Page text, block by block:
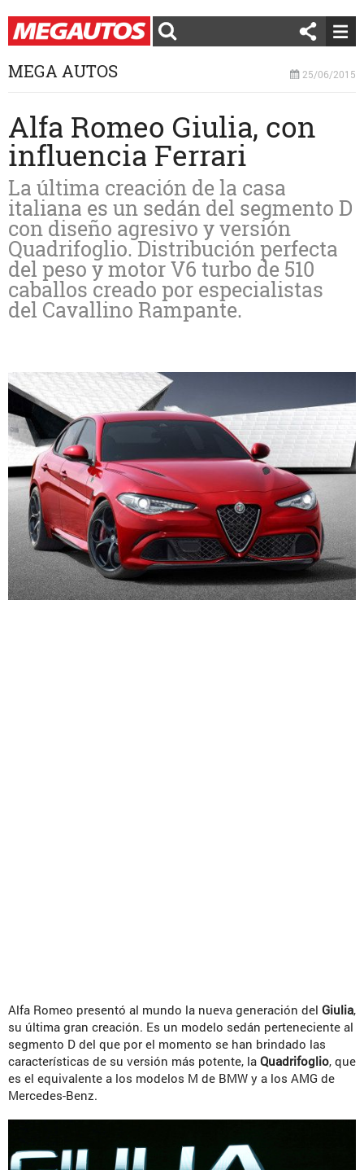
MEGA AUTOS 25/06/2015
Alfa Romeo Giulia, con
influencia Ferrari
La última creación de la casa
italiana es un sedán del segmento D
con diseño agresivo y versión
Quadrifoglio. Distribución perfecta
del peso y motor V6 turbo de 510
caballos creado por especialistas
del Cavallino Rampante.
Alfa Romeo presentó al mundo la nueva generación del Giulia,
su última gran creación. Es un modelo sedán perteneciente al
segmento D del que por el momento se han brindado las
características de su versión más potente, la Quadrifoglio, que
es el equivalente a los modelos M de BMW y a los AMG de
Mercedes-Benz.